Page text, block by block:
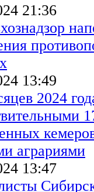
21:36
13:49
2024
аграриями
13:47